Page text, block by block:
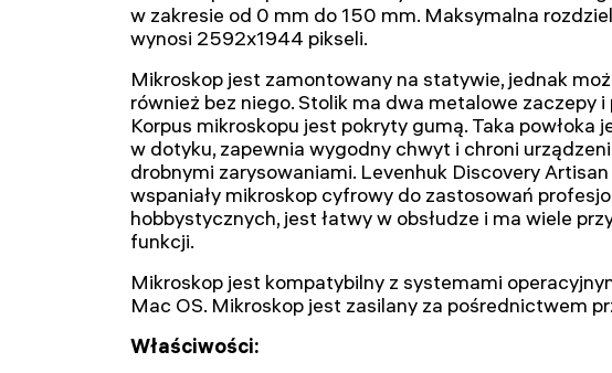
w zakresie od 0 mm do 150 mm. Maksymalna
wynosi 2592x1944 pikseli.
Mikroskop jest zamontowany na statywie, jednak
również bez niego. Stolik ma dwa metalowe zaczepy i
Korpus mikroskopu jest pokryty gumą. Taka powłoka
w dotyku, zapewnia wygodny chwyt i chroni
drobnymi zarysowaniami. Levenhuk Discovery
wspaniały mikroskop cyfrowy do zastosowań
hobbystycznych, jest łatwy w obsłudze i ma wiele
funkcji.
Mikroskop jest kompatybilny z systemami
Mac OS. Mikroskop jest zasilany za pośrednictwem
Właściwości: